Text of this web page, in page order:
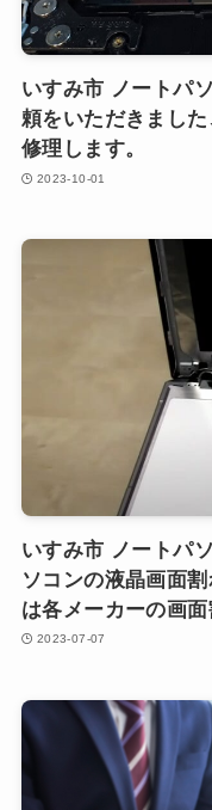
いすみ市 ノートパ
頼をいただきまし
修理します。
2023-10-01
いすみ市 ノートパ
ソコンの液晶画面
は各メーカーの画面
2023-07-07